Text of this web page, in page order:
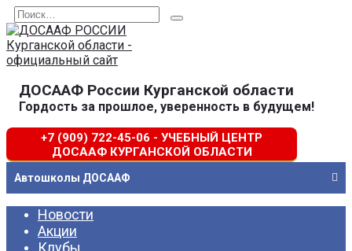
Перейти
к
содержанию
Search
for:
ДОСААФ России Курганской области
Гордость за прошлое, уверенность в будущем!
+7 (909) 722-45-06 - УЧЕБНЫЙ ЦЕНТР
ДОСААФ КУРГАНСКОЙ ОБЛАСТИ
Автошколы ДОСААФ
Новости
Акции
Клубы